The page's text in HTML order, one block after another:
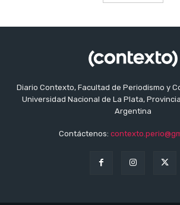
Diario Contexto, Facultad de Periodismo y
Universidad Nacional de La Plata,
Argentina
Contáctenos: